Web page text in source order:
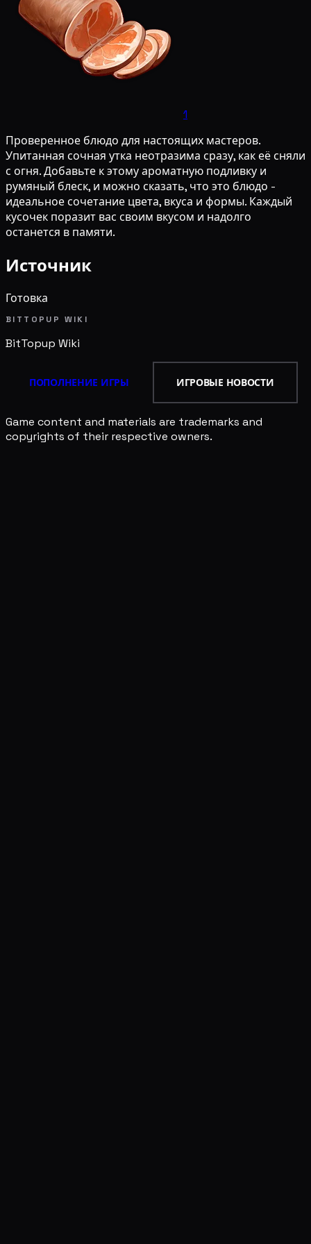
1
Проверенное блюдо для настоящих мастеров.
Упитанная сочная утка неотразима сразу, как её сняли
с огня. Добавьте к этому ароматную подливку и
румяный блеск, и можно сказать, что это блюдо -
идеальное сочетание цвета, вкуса и формы. Каждый
кусочек поразит вас своим вкусом и надолго
останется в памяти.
Источник
Готовка
BITTOPUP WIKI
BitTopup Wiki
ПОПОЛНЕНИЕ ИГРЫ ИГРОВЫЕ НОВОСТИ
Game content and materials are trademarks and
copyrights of their respective owners.